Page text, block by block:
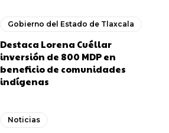
Gobierno del Estado de Tlaxcala
Destaca Lorena Cuéllar
inversión de 800 MDP en
beneficio de comunidades
indígenas
Noticias